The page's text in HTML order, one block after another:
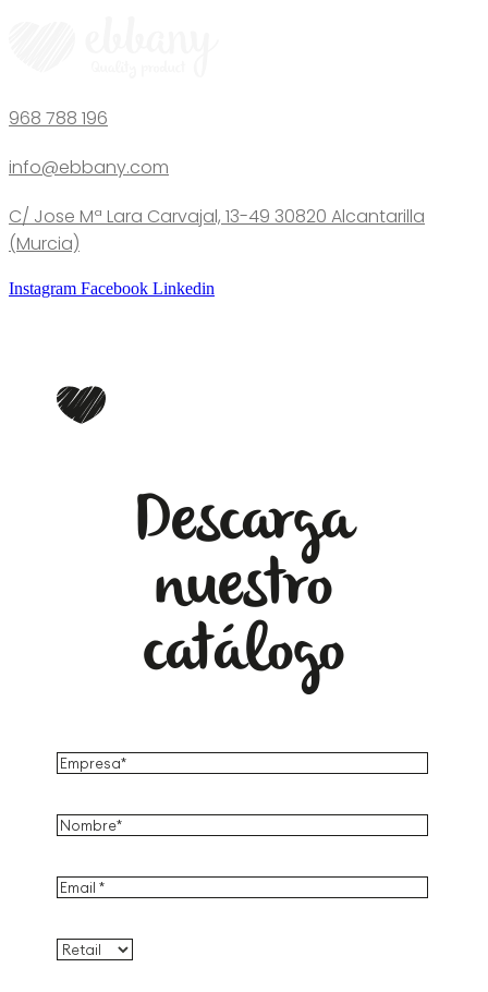
968 788 196
info@ebbany.com
C/ Jose Mª Lara Carvajal, 13-49 30820 Alcantarilla
(Murcia)
Instagram Facebook Linkedin
Descarga
nuestro
catálogo